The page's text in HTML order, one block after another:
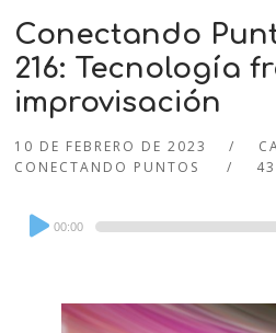
Conectando
216: Tecnología
improvisación
10 DE FEBRERO DE 2023
CONECTANDO PUNTOS
Audio
Player
00:00